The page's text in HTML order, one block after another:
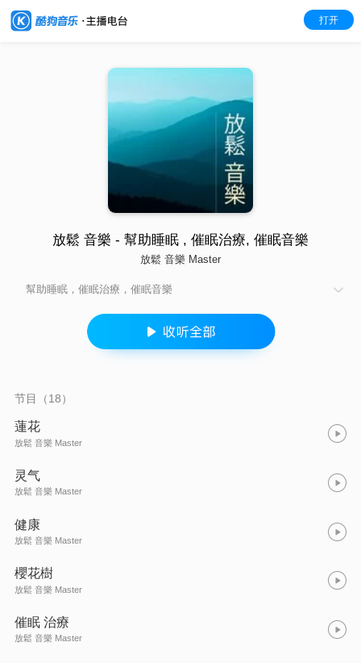
打开
放鬆 音樂 - 幫助睡眠 , 催眠治療, 催眠音樂
放鬆 音樂 Master
幫助睡眠，催眠治療，催眠音樂
节目（18）
蓮花
放鬆 音樂 Master
灵气
放鬆 音樂 Master
健康
放鬆 音樂 Master
櫻花樹
放鬆 音樂 Master
催眠 治療
放鬆 音樂 Master